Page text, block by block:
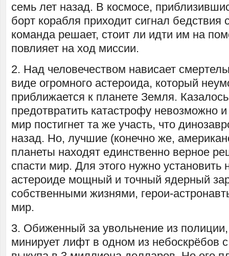
семь лет назад. В космосе,
борт корабля приходит сигнал бедствия
команда решает, стоит ли идти им на
повлияет на ход миссии.
2. Над человечеством нависает
виде огромного астероида, который
приближается к планете Земля.
предотвратить катастрофу невозможно
мир постигнет та же участь, что
назад. Но, лучшие (конечно же,
планеты находят единственно верное
спасти мир. Для этого нужно установить
астероиде мощный и точный ядерный
собственными жизнями, герои-
мир.
3. Обиженный за увольнение из
минирует лифт в одном из небоскрёбов